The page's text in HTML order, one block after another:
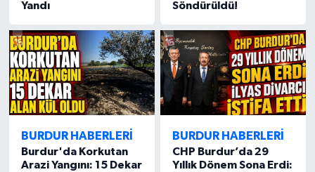
Yandı
Söndürüldü!
BURDUR HABERLERİ
Burdur'da Korkutan
Arazi Yangını: 15 Dekar
BURDUR HABERLERİ
CHP Burdur’da 29
Yıllık Dönem Sona Erdi: